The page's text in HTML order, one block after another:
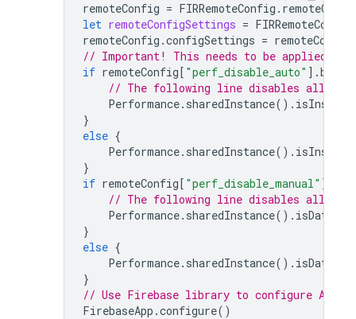
remoteConfig = FIRRemoteConfig .
let remoteConfigSettings =
remoteConfig .configSettings =
// Important! This needs to be applied
if remoteConfig[ "perf_disable_auto" ].
// The following line disables all
Performance. sharedInstance().
}
else {
Performance. sharedInstance().
}
if remoteConfig[ "perf_disable_manual" ].
// The following line disables all
Performance. sharedInstance().
}
else {
Performance. sharedInstance().
}
// Use Firebase library to configure APIs
FirebaseApp .configure()